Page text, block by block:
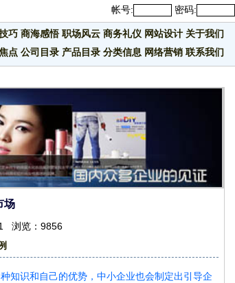
帐号: 密码:
巧 商海感悟 职场风云 商务礼仪 网站设计 关于我们
点 公司目录 产品目录 分类信息 网络营销 联系我们
场
浏览：9856
知识和自己的优势，中小企业也会制定出引导企